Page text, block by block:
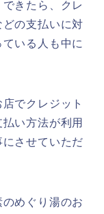
きたら、クレ
の支払いに対
いる人も中に
でクレジット
い方法が利用
させていただ
めぐり湯のお